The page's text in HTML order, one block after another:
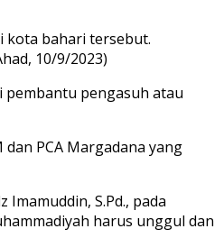
kota bahari tersebut.
10/9/2023)
pembantu pengasuh atau
PCA Margadana yang
S.Pd., pada
harus unggul dan